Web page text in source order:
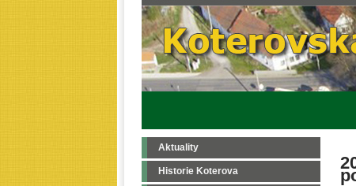
Aktuality
Historie Koterova